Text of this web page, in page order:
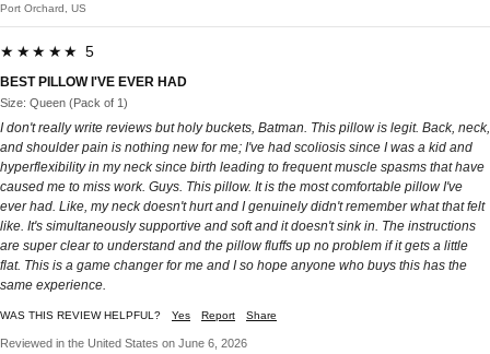
Port Orchard, US
★★★★★ 5
BEST PILLOW I'VE EVER HAD
Size: Queen (Pack of 1)
I don't really write reviews but holy buckets, Batman. This pillow is legit. Back, neck,
and shoulder pain is nothing new for me; I've had scoliosis since I was a kid and
hyperflexibility in my neck since birth leading to frequent muscle spasms that have
caused me to miss work. Guys. This pillow. It is the most comfortable pillow I've
ever had. Like, my neck doesn't hurt and I genuinely didn't remember what that felt
like. It's simultaneously supportive and soft and it doesn't sink in. The instructions
are super clear to understand and the pillow fluffs up no problem if it gets a little
flat. This is a game changer for me and I so hope anyone who buys this has the
same experience.
WAS THIS REVIEW HELPFUL? Yes Report Share
Reviewed in the United States on June 6, 2026